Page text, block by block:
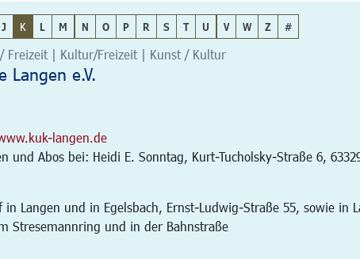
J K L M N O P R S T U V W Z #
Freizeit | Kultur/Freizeit | Kunst / Kultur
e.V.
langen.de
Abos bei: Heidi E. Sonntag, Kurt-Tucholsky-Straße 6,
in Langen und in Egelsbach, Ernst-Ludwig-Straße 55, sowie in
Stresemannring und in der Bahnstraße